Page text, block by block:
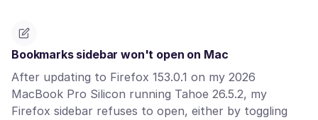
Bookmarks sidebar won't open on Mac
After updating to Firefox 153.0.1 on my 2026
MacBook Pro Silicon running Tahoe 26.5.2, my
Firefox sidebar refuses to open, either by toggling